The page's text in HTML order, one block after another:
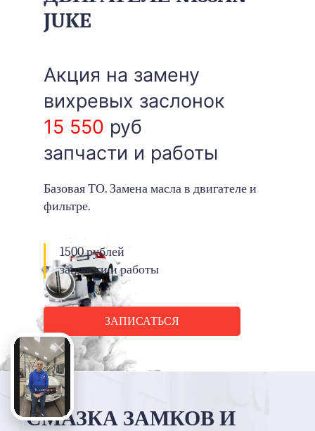
JUKE
Акция на замену
вихревых заслонок
15 550 руб
запчасти и работы
Базовая ТО. Замена масла в двигателе и
фильтре.
1500 рублей
запчасти и работы
ЗАПИСАТЬСЯ
СМАЗКА ЗАМКОВ И